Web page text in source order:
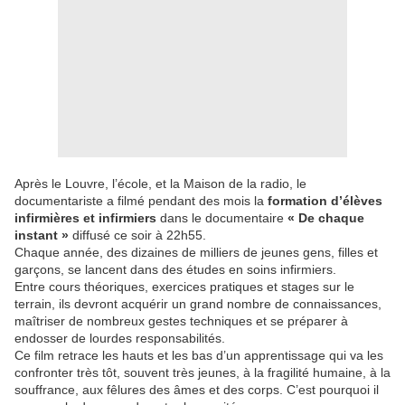
Après le Louvre, l’école, et la Maison de la radio, le
documentariste a filmé pendant des mois la formation d’élèves
infirmières et infirmiers dans le documentaire « De chaque
instant » diffusé ce soir à 22h55.
Chaque année, des dizaines de milliers de jeunes gens, filles et
garçons, se lancent dans des études en soins infirmiers.
Entre cours théoriques, exercices pratiques et stages sur le
terrain, ils devront acquérir un grand nombre de connaissances,
maîtriser de nombreux gestes techniques et se préparer à
endosser de lourdes responsabilités.
Ce film retrace les hauts et les bas d’un apprentissage qui va les
confronter très tôt, souvent très jeunes, à la fragilité humaine, à la
souffrance, aux fêlures des âmes et des corps. C’est pourquoi il